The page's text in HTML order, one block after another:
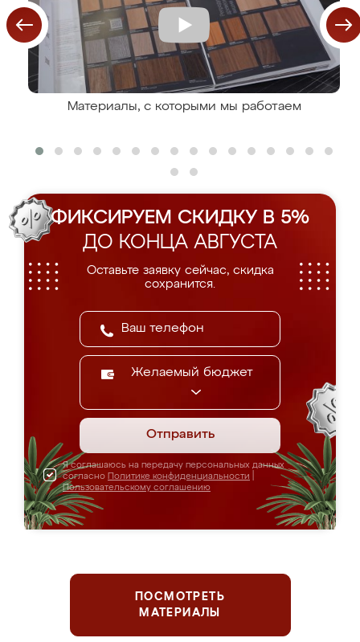
Материалы, с которыми мы работаем
ФИКСИРУЕМ СКИДКУ В 5%
ДО КОНЦА АВГУСТА
Оставьте заявку сейчас, скидка
сохранится.
Желаемый бюджет
Отправить
Я соглашаюсь на передачу персональных данных
согласно Политике конфиденциальности
Пользовательскому соглашению
ПОСМОТРЕТЬ
МАТЕРИАЛЫ